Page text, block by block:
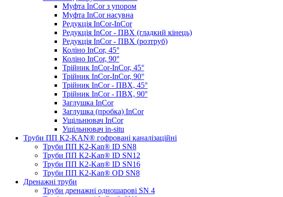
Муфта InCor з упором
Муфта InCor насувна
Редукція InCor-InCor
Редукція InCor - ПВХ (гладкий кінець)
Редукція InCor - ПВХ (розтруб)
Коліно InCor, 45°
Коліно InCor, 90°
Трійник InCor-InCor, 45°
Трійник InCor-InCor, 90°
Трійник InCor - ПВХ, 45°
Трійник InCor - ПВХ, 90°
Заглушка InCor
Заглушка (пробка) InCor
Ущільнювач InCor
Ущільнювач in-situ
Труби ПП K2-KAN® гоф­ровані каналізаційні
Труби ПП K2-Kan® ID SN8
Труби ПП K2-Kan® ID SN12
Труби ПП K2-Kan® ID SN16
Труби ПП K2-Kan® OD SN8
Дренажні труби
Труби дренажні одношарові SN 4